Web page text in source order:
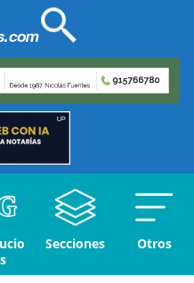
Secciones Otros